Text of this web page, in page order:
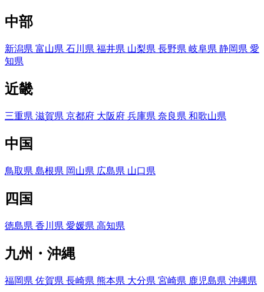
中部
新潟県 富山県 石川県 福井県 山梨県 長野県 岐阜県 静岡県 愛
知県
近畿
三重県 滋賀県 京都府 大阪府 兵庫県 奈良県 和歌山県
中国
鳥取県 島根県 岡山県 広島県 山口県
四国
徳島県 香川県 愛媛県 高知県
九州・沖縄
福岡県 佐賀県 長崎県 熊本県 大分県 宮崎県 鹿児島県 沖縄県